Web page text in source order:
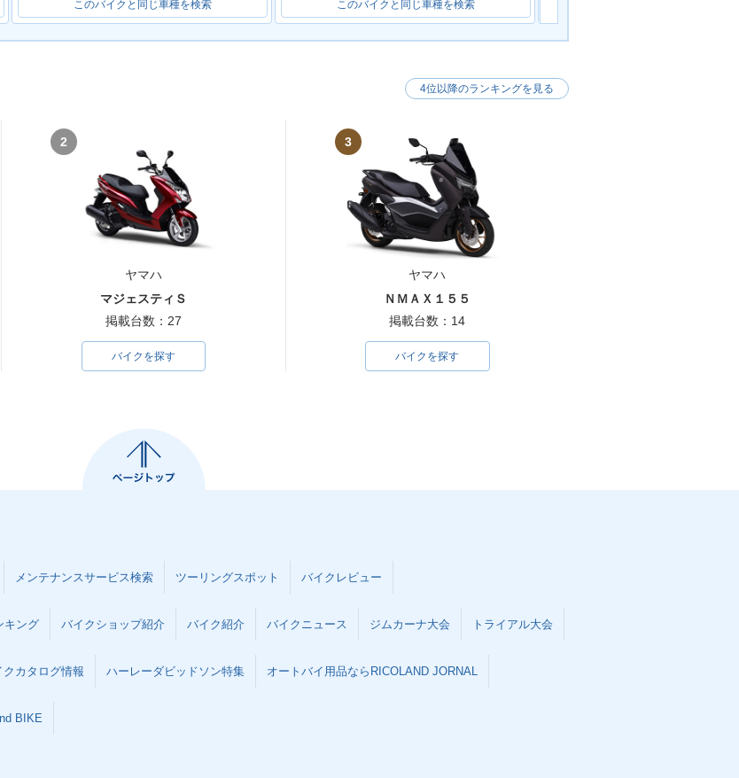
このバイクと同じ車種を検索 このバイクと同じ車種を検索
2
ヤマハ
マジェスティＳ
掲載台数：27
バイクを探す
3
ヤマハ
ＮＭＡＸ１５５
掲載台数：14
バイクを探す
4位以降のランキングを見る
メンテナンスサービス検索 ツーリングスポット バイクレビュー
キング バイクショップ紹介 バイク紹介 バイクニュース ジムカーナ大会 トライアル大会
クカタログ情報 ハーレーダビッドソン特集 オートバイ用品ならRICOLAND JORNAL
BIKE